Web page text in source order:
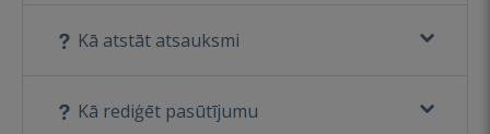
Kā atstāt atsauksmi
Kā rediģēt pasūtījumu